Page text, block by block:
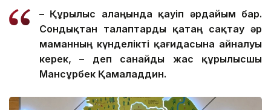
– Құрылыс алаңында қауіп әрдайым бар.
Сондықтан талаптарды қатаң сақтау әр
маманның күнделікті қағидасына айналуы
керек, – деп санайды жас құрылысшы
Мансұрбек Қамаладдин.